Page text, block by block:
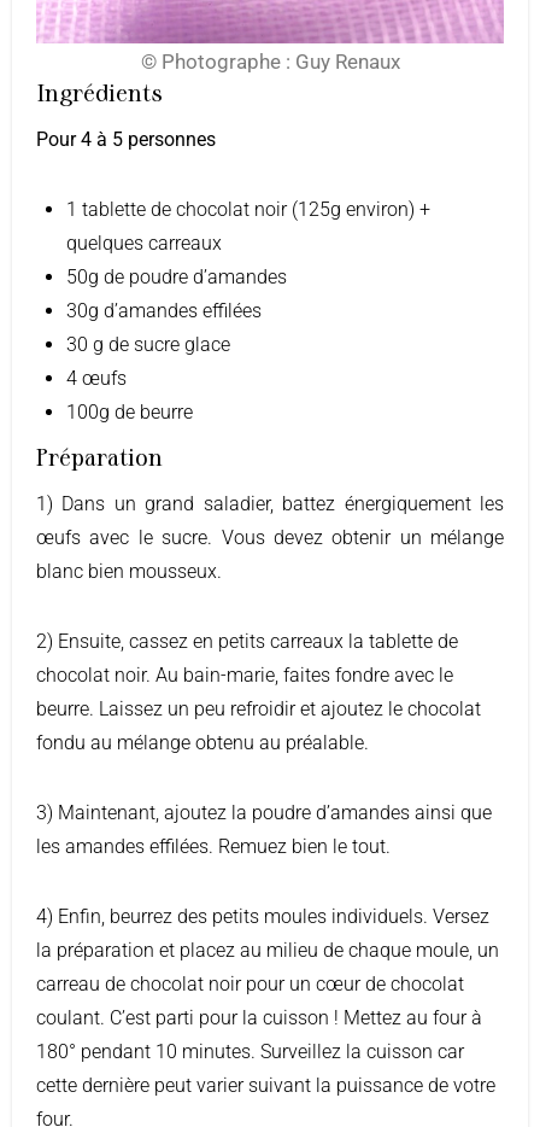
Ingrédients
Pour 4 à 5 personnes
1 tablette de chocolat noir (125g environ) +
quelques carreaux
50g de poudre d’amandes
30g d’amandes effilées
30 g de sucre glace
4 œufs
100g de beurre
Préparation
1) Dans un grand saladier, battez énergiquement les
œufs avec le sucre. Vous devez obtenir un mélange
blanc bien mousseux.
2) Ensuite, cassez en petits carreaux la tablette de
chocolat noir. Au bain-marie, faites fondre avec le
beurre. Laissez un peu refroidir et ajoutez le chocolat
fondu au mélange obtenu au préalable.
3) Maintenant, ajoutez la poudre d’amandes ainsi que
les amandes effilées. Remuez bien le tout.
4) Enfin, beurrez des petits moules individuels. Versez
la préparation et placez au milieu de chaque moule, un
carreau de chocolat noir pour un cœur de chocolat
coulant. C’est parti pour la cuisson ! Mettez au four à
180° pendant 10 minutes. Surveillez la cuisson car
cette dernière peut varier suivant la puissance de votre
four.
© Photographe : Guy Renaux